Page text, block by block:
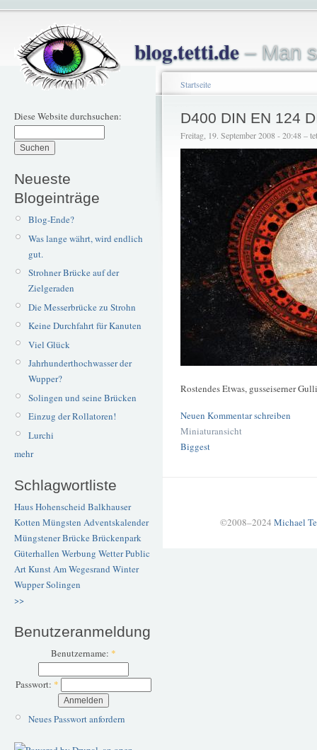
blog.tetti.de– Man
Diese Website durchsuchen:
Neueste
Blogeinträge
Blog-Ende?
Was lange währt, wird endlich
gut.
Strohner Brücke auf der
Zielgeraden
Die Messerbrücke zu Strohn
Keine Durchfahrt für Kanuten
Viel Glück
Jahrhunderthochwasser der
Wupper?
Solingen und seine Brücken
Einzug der Rollatoren!
Lurchi
mehr
Schlagwortliste
Haus Hohenscheid Balkhauser
Kotten Müngsten Adventskalender
Müngstener BrückeBrückenpark
Güterhallen Werbung WetterPublic
ArtKunstAm Wegesrand Winter
WupperSolingen
>>
Benutzeranmeldung
Benutzername: *
Passwort: *
Neues Passwort anfordern
Startseite
D400 DIN EN 124
Freitag, 19. September 2008 - 20:48 –
Rostendes Etwas, gusseiserner
Neuen Kommentar schreiben
Miniaturansicht
Biggest
©2008–2024 Michael